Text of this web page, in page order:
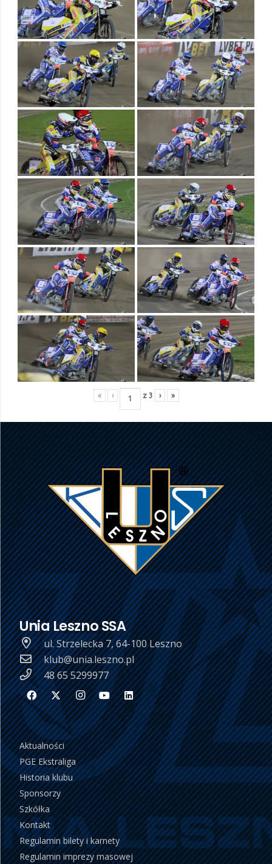
« ‹ z 3 › »
Unia Leszno SSA
ul. Strzelecka 7, 64-100 Leszno
klub@unia.leszno.pl
48 65 5299977
Aktualności
PGE Ekstraliga
Historia klubu
Sponsorzy
Szkółka
Kontakt
Regulamin bilety i karnety
Regulamin imprezy masowej